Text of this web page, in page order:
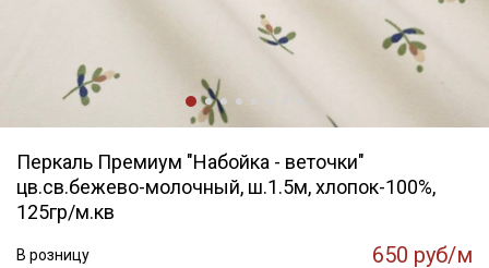
Перкаль Премиум "Набойка - веточки"
цв.св.бежево-молочный, ш.1.5м, хлопок-100%,
125гр/м.кв
В розницу 650 руб/м